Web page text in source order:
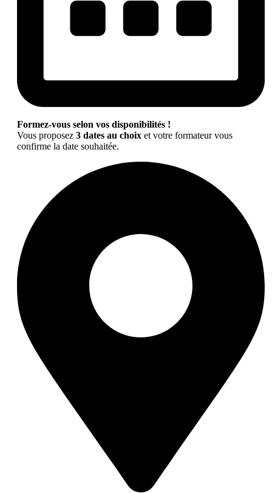
Formez-vous selon vos disponibilités !
Vous proposez 3 dates au choix et votre formateur vous
confirme la date souhaitée.